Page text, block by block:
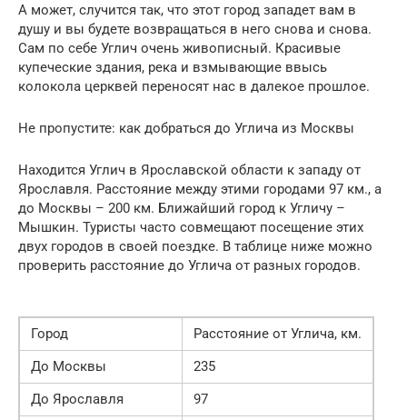
А может, случится так, что этот город западет вам в
душу и вы будете возвращаться в него снова и снова.
Сам по себе Углич очень живописный. Красивые
купеческие здания, река и взмывающие ввысь
колокола церквей переносят нас в далекое прошлое.
Не пропустите: как добраться до Углича из Москвы
Находится Углич в Ярославской области к западу от
Ярославля. Расстояние между этими городами 97 км., а
до Москвы – 200 км. Ближайший город к Угличу –
Мышкин. Туристы часто совмещают посещение этих
двух городов в своей поездке. В таблице ниже можно
проверить расстояние до Углича от разных городов.
Город
Расстояние от Углича, км.
До Москвы
235
До Ярославля
97